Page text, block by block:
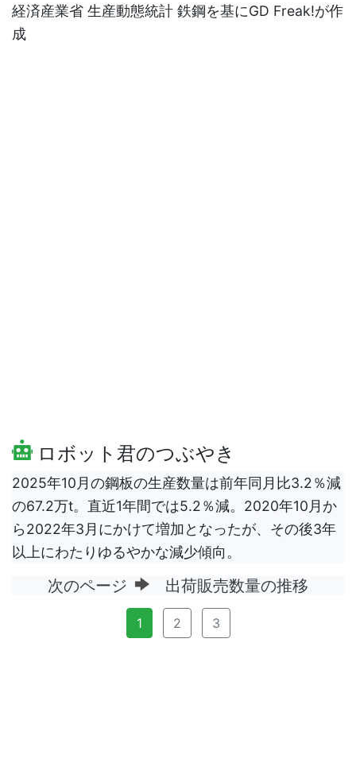
経済産業省 生産動態統計 鉄鋼を基にGD Freak!が作
成
ロボット君のつぶやき
2025年10月の鋼板の生産数量は前年同月比3.2％減
の67.2万t。直近1年間では5.2％減。2020年10月か
ら2022年3月にかけて増加となったが、その後3年
以上にわたりゆるやかな減少傾向。
次のページ 出荷販売数量の推移
1 2 3